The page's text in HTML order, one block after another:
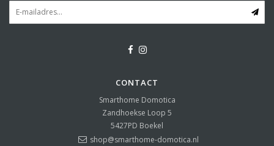
CONTACT
Smarthome Domotica
Zandhoekse Loop 5
5427PD Boekel
shop@smarthome-domotica.nl